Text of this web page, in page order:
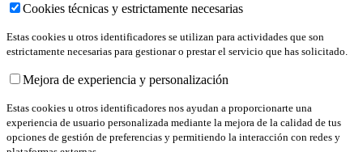
Cookies técnicas y estrictamente necesarias
Estas cookies u otros identificadores se utilizan para actividades que son
estrictamente necesarias para gestionar o prestar el servicio que has solicitado.
Mejora de experiencia y personalización
Estas cookies u otros identificadores nos ayudan a proporcionarte una
experiencia de usuario personalizada mediante la mejora de la calidad de tus
opciones de gestión de preferencias y permitiendo la interacción con redes y